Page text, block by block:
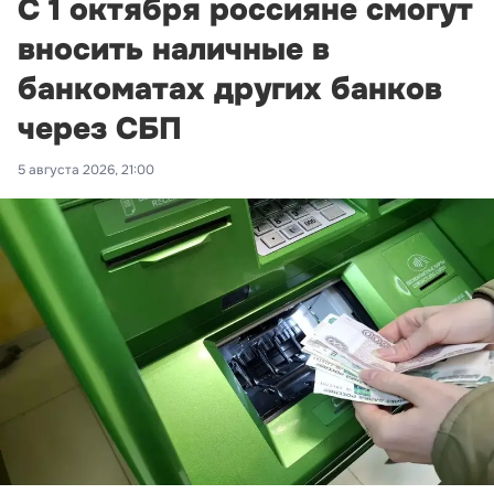
С 1 октября россияне смогут
вносить наличные в
банкоматах других банков
через СБП
5 августа 2026, 21:00